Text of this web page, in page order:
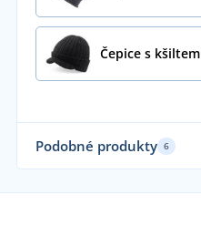
Čepice s kšiltem
Podobné produkty 6